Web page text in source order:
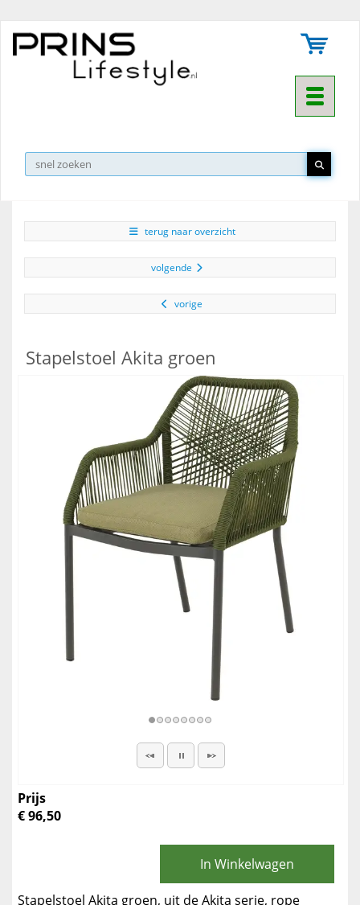
Toggle
▼
terug naar overzicht
volgende
vorige
Stapelstoel Akita groen
Prijs
€ 96,50
In Winkelwagen
Stapelstoel Akita groen, uit de Akita serie, rope